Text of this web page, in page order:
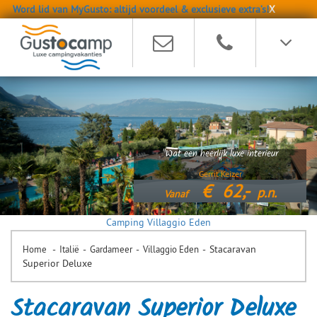
Word lid van MyGusto: altijd voordeel & exclusieve extra’s!X
Camping Villaggio Eden
Home - Italië - Gardameer - Villaggio Eden - Stacaravan
Superior Deluxe
Stacaravan Superior Deluxe
"Wat een heerlijk luxe interieur
"
Gerrit Keizer
Vanaf € 62,- p.n.